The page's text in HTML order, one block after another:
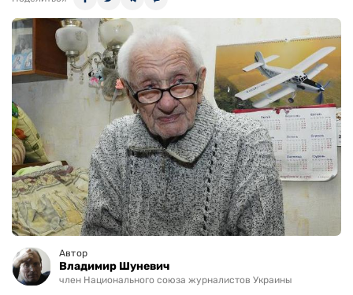
Автор
Владимир Шуневич
член Национального союза журналистов Украины